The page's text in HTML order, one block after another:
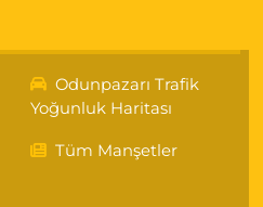
Odunpazarı Trafik
Yoğunluk Haritası
Tüm Manşetler